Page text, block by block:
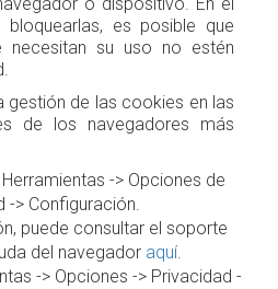
es posible que
necesitan su uso no estén
gestión de las cookies en las
de los navegadores más
-> Opciones de
-> Configuración.
puede consultar el soporte
del navegador aquí.
-> Opciones -> Privacidad -